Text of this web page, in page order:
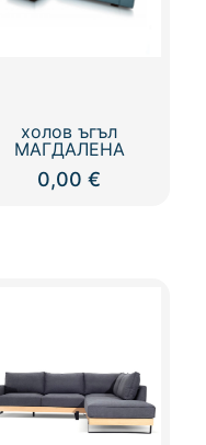
холов ъгъл
МАГДАЛЕНА
0,00€